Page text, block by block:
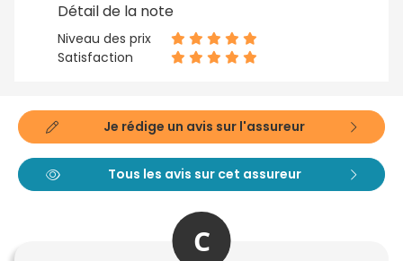
Détail de la note
Niveau des prix
Satisfaction
Je rédige un avis sur l'assureur
Tous les avis sur cet assureur
C